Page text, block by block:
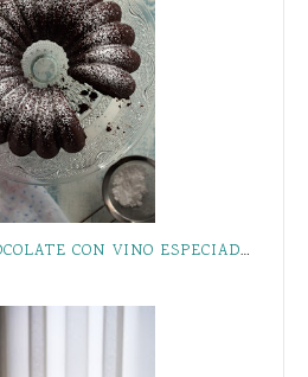
BUNDT CAKE DE CHOCOLATE CON VINO ESPECIADO, Y CÓMO CONSEGUIR UN BUNDT CAKE PERFECTO